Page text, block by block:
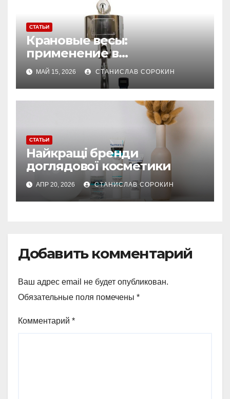
СТАТЬИ
Крановые весы:
применение в
производстве и
строительстве
МАЙ 15, 2026 СТАНИСЛАВ СОРОКИН
СТАТЬИ
Найкращі бренди
доглядової косметики
АПР 20, 2026 СТАНИСЛАВ СОРОКИН
Добавить комментарий
Ваш адрес email не будет опубликован.
Обязательные поля помечены *
Комментарий *